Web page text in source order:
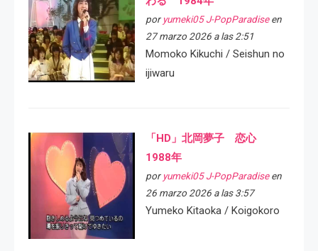
por yumeki05 J-PopParadiseen
27 marzo 2026 a las 2:51
Momoko Kikuchi / Seishun no
ijiwaru
「HD」北岡夢子 恋心
1988年
por yumeki05 J-PopParadiseen
26 marzo 2026 a las 3:57
Yumeko Kitaoka / Koigokoro